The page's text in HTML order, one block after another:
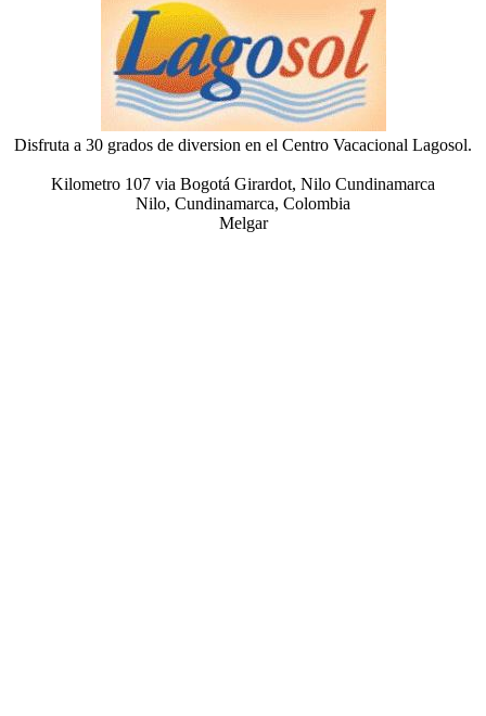
Disfruta a 30 grados de diversion en el Centro Vacacional Lagosol.
Kilometro 107 via Bogotá Girardot, Nilo Cundinamarca
Nilo, Cundinamarca, Colombia
Melgar